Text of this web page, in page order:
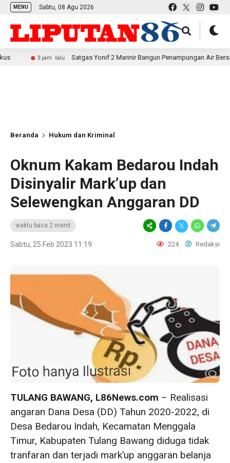
MENU Sabtu, 08 Agu 2026
3 jam lalu Satgas Yonif 2 Marinir Bangun Penampungan Air Bersama
Beranda Hukum dan Kriminal
Oknum Kakam Bedarou Indah
Disinyalir Mark’up dan
Selewengkan Anggaran DD
waktu baca 2 menit
Sabtu, 25 Feb 2023 11:19 224 Redaksi
TULANG BAWANG, L86News.com – Realisasi
angaran Dana Desa (DD) Tahun 2020-2022, di
Desa Bedarou Indah, Kecamatan Menggala
Timur, Kabupaten Tulang Bawang diduga tidak
tranfaran dan terjadi mark’up anggaran belanja